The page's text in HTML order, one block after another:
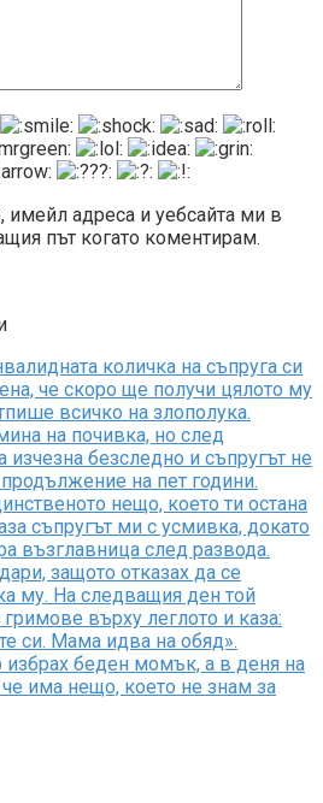
имейл адреса и уебсайта ми в
път когато коментирам.
количка на съпруга си
че скоро ще получи цялото му
всичко на злополука.
на почивка, но след
изчезна безследно и съпругът не
на пет години.
нещо, което ти остана
съпругът ми с усмивка, докато
възглавница след развода.
защото отказах да се
му. На следващия ден той
върху леглото и каза:
си. Мама идва на обяд».
беден момък, а в деня на
че има нещо, което не знам за